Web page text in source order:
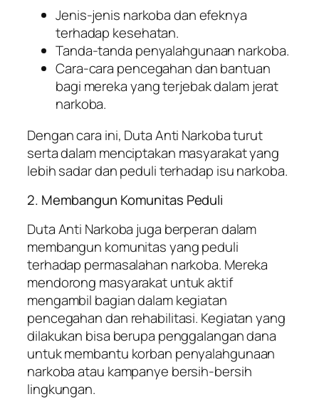
Jenis-jenis narkoba dan efeknya
terhadap kesehatan.
Tanda-tanda penyalahgunaan narkoba.
Cara-cara pencegahan dan bantuan
bagi mereka yang terjebak dalam jerat
narkoba.
Dengan cara ini, Duta Anti Narkoba turut
serta dalam menciptakan masyarakat yang
lebih sadar dan peduli terhadap isu narkoba.
2. Membangun Komunitas Peduli
Duta Anti Narkoba juga berperan dalam
membangun komunitas yang peduli
terhadap permasalahan narkoba. Mereka
mendorong masyarakat untuk aktif
mengambil bagian dalam kegiatan
pencegahan dan rehabilitasi. Kegiatan yang
dilakukan bisa berupa penggalangan dana
untuk membantu korban penyalahgunaan
narkoba atau kampanye bersih-bersih
lingkungan.